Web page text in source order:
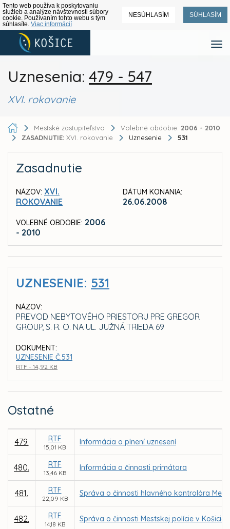
Tento web používa k poskytovaniu
služieb a analýze návštevnosti súbory
cookie. Používaním tohto webu s tým
súhlasíte. Viac informácií
NESÚHLASÍM SÚHLASÍM
Uznesenia: 479 - 547
XVI. rokovanie
Mestské zastupiteľstvo Volebné obdobie: 2006 - 2010
ZASADNUTIE: XVI. rokovanie Uznesenie 531
Zasadnutie
NÁZOV: XVI.
ROKOVANIE
VOLEBNÉ OBDOBIE: 2006
- 2010
DÁTUM KONANIA:
26.06.2008
UZNESENIE: 531
NÁZOV:
PREVOD NEBYTOVÉHO PRIESTORU PRE GREGOR
GROUP, S. R. O. NA UL. JUŽNÁ TRIEDA 69
DOKUMENT:
UZNESENIE Č.531
RTF - 14,92 KB
Ostatné
479. RTF
15,01 KB
Informácia o plnení uznesení
480. RTF
13,46 KB
Informácia o činnosti primátora
481. RTF
22,09 KB
Správa o činnosti hlavného kontrolóra
482. RTF
14,18 KB
Správa o činnosti Mestskej polície v